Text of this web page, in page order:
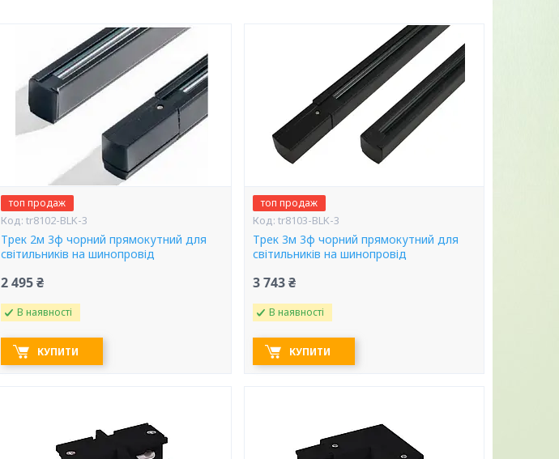
топ продаж
tr8102-BLK-3
Трек 2м 3ф чорний прямокутний для
світильників на шинопровід
2 495 ₴
В наявності
КУПИТИ
топ продаж
tr8103-BLK-3
Трек 3м 3ф чорний прямокутний для
світильників на шинопровід
3 743 ₴
В наявності
КУПИТИ